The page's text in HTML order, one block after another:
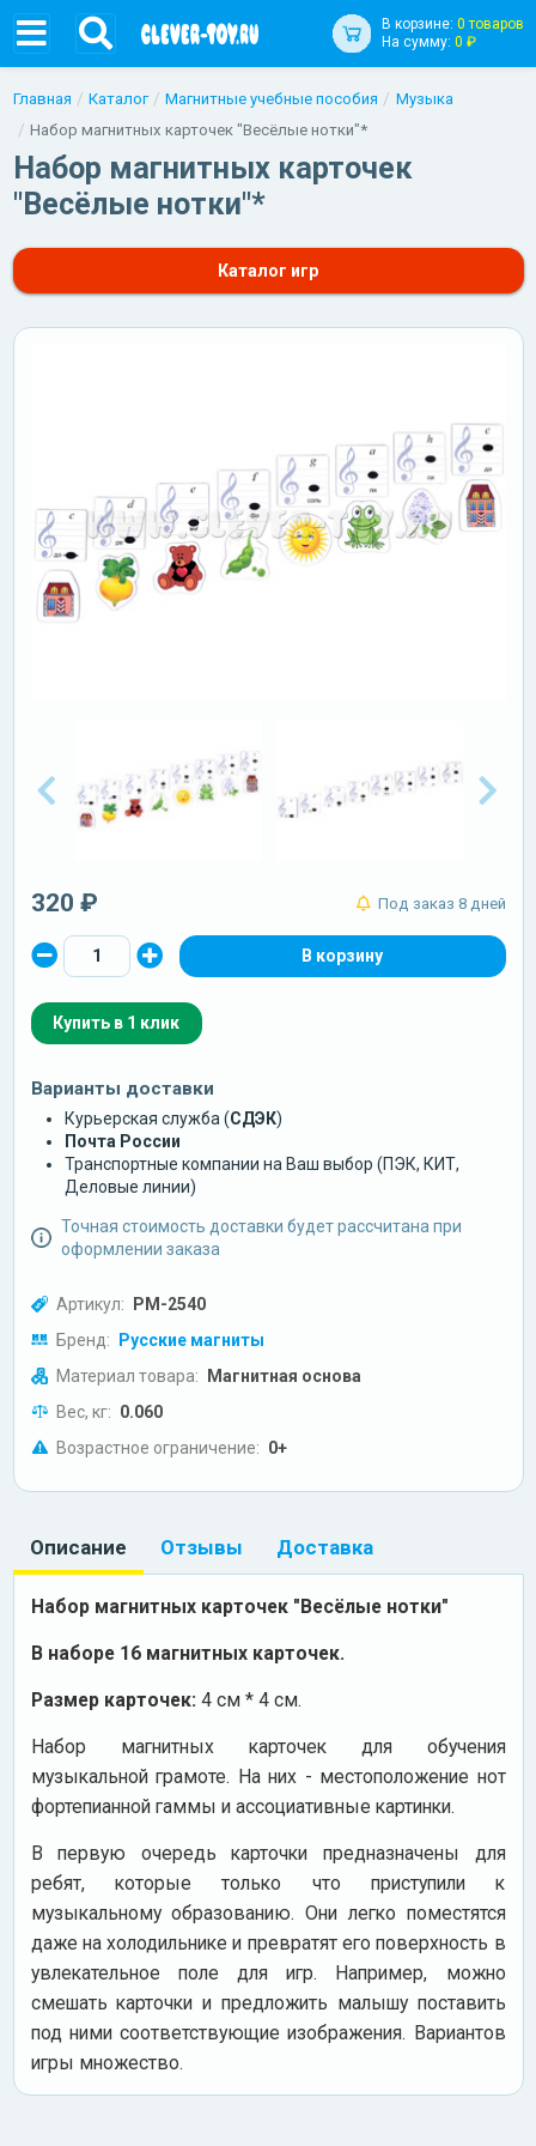
В корзине: 0 товаров
На сумму: 0 ₽
Главная Каталог Магнитные учебные пособия
Музыка
Набор магнитных карточек "Весёлые нотки"*
Набор магнитных карточек
"Весёлые нотки"*
Каталог игр
320 ₽ Под заказ 8 дней
Купить в 1 клик
Варианты доставки
Курьерская служба (СДЭК)
Почта России
Транспортные компании на Ваш выбор (ПЭК, КИТ,
Деловые линии)
Точная стоимость доставки будет рассчитана при
оформлении заказа
Артикул: РМ-2540
Бренд: Русские магниты
Материал товара: Магнитная основа
Вес, кг: 0.060
Возрастное ограничение: 0+
Описание Отзывы Доставка
Набор магнитных карточек "Весёлые нотки"
В наборе 16 магнитных карточек.
Размер карточек: 4 см * 4 см.
Набор магнитных карточек для обучения
музыкальной грамоте. На них - местоположение нот
фортепианной гаммы и ассоциативные картинки.
В первую очередь карточки предназначены для
ребят, которые только что приступили к
музыкальному образованию. Они легко поместятся
даже на холодильнике и превратят его поверхность в
увлекательное поле для игр. Например, можно
смешать карточки и предложить малышу поставить
под ними соответствующие изображения. Вариантов
игры множество.